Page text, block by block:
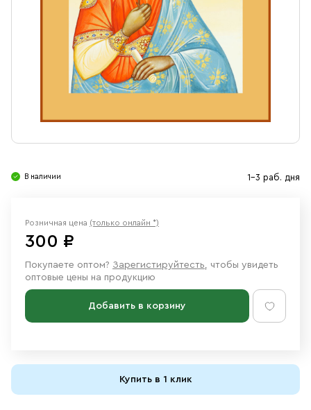
Ювелирные изделия
В наличии 1-3 раб. дня
Розничная цена (только онлайн *)
300 ₽
Покупаете оптом? Зарегистируйтесть, чтобы увидеть
оптовые цены на продукцию
Добавить в корзину
Купить в 1 клик